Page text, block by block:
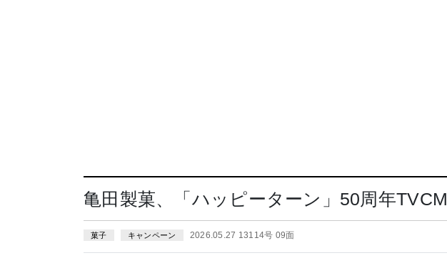
亀田製菓、「ハッピーターン」50周年TVCM
菓子 キャンペーン 2026.05.27 13114号 09面